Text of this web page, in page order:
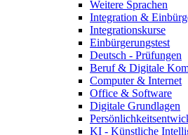
Weitere Sprachen
Integration &
Integrationskurse
Einbürgerungstest
Deutsch - Prüfungen
Beruf & Digitale
Computer & Internet
Office & Software
Digitale Grundlagen
KI - Künstliche